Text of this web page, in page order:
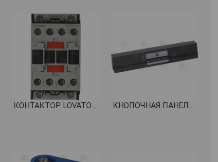
КОНТАКТОР LOVATO BF2510A КОД: 3446506 КНОПОЧНАЯ ПАНЕЛЬ КОД: 5092354